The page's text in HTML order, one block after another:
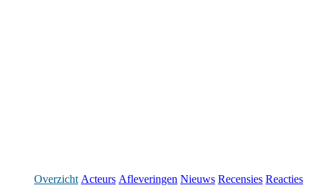
Overzicht Acteurs Afleveringen Nieuws Recensies Reacties